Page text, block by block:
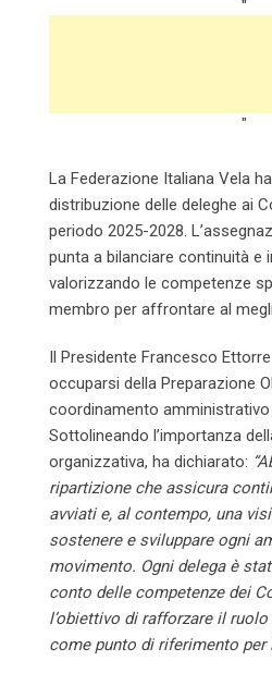
"
"
La Federazione Italiana Vela
distribuzione delle deleghe ai
periodo 2025-2028.
punta a bilanciare continuità e
valorizzando le competenze
membro per affrontare al
Il Presidente Francesco
occuparsi della Preparazione
coordinamento amministrativo
Sottolineando l’importanza
organizzativa, ha dichiarato:
ripartizione che assicura
avviati e, al contempo, una
sostenere e sviluppare ogni
movimento. Ogni delega è
conto delle competenze dei
l’obiettivo di rafforzare il
come punto di riferimento per